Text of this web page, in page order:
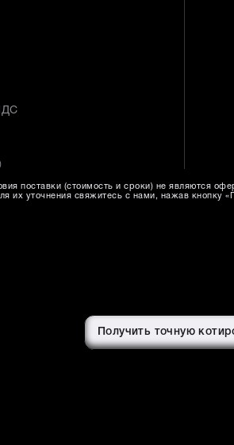
)
поставки (стоимость и сроки) не являются
их уточнения свяжитесь с нами, нажав кнопку
Получить точную